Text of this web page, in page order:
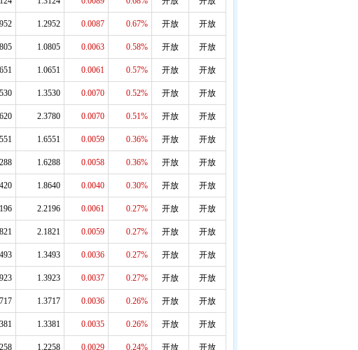
1.2952 0.0087 0.67% 开放 开放
1.0805 0.0063 0.58% 开放 开放
1.0651 0.0061 0.57% 开放 开放
1.3530 0.0070 0.52% 开放 开放
2.3780 0.0070 0.51% 开放 开放
1.6551 0.0059 0.36% 开放 开放
1.6288 0.0058 0.36% 开放 开放
1.8640 0.0040 0.30% 开放 开放
2.2196 0.0061 0.27% 开放 开放
2.1821 0.0059 0.27% 开放 开放
1.3493 0.0036 0.27% 开放 开放
1.3923 0.0037 0.27% 开放 开放
1.3717 0.0036 0.26% 开放 开放
1.3381 0.0035 0.26% 开放 开放
1.2258 0.0029 0.24% 开放 开放